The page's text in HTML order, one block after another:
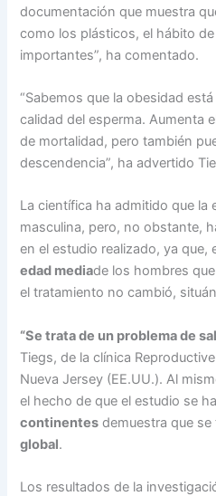
documentación que muestra
como los plásticos, el hábito
importantes”, ha comentado.
“Sabemos que la obesidad
calidad del esperma. Aumenta
de mortalidad, pero también
descendencia”, ha advertido
La científica ha admitido que la
masculina, pero, no obstante,
en el estudio realizado, ya que,
edad mediade los hombres
el tratamiento no cambió,
“Se trata de un problema de
Tiegs, de la clínica
Nueva Jersey (EE.UU.). Al
el hecho de que el estudio se
continentes demuestra que se
global.
Los resultados de la